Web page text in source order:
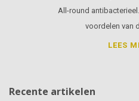
All-round
voordelen van
LEES
Recente artikelen